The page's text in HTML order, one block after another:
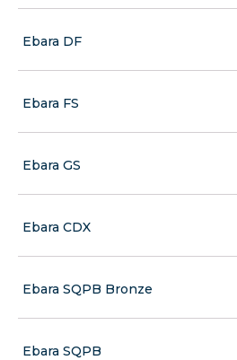
Ebara DF
Ebara FS
Ebara GS
Ebara CDX
Ebara SQPB Bronze
Ebara SQPB